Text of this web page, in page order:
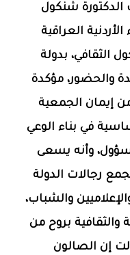
الدكتورة شنكول
العراقية
بدولة
والحضور، مؤكدة
إيمان الجمعية
في بناء الوعي
وأنه يسعى
رجالات الدولة
والشباب،
والثقافية بروح من
إن الصالون